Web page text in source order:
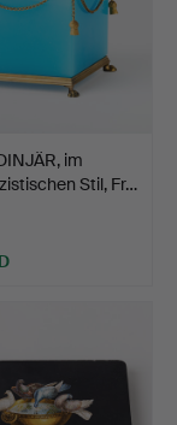
im
Stil, Fr…